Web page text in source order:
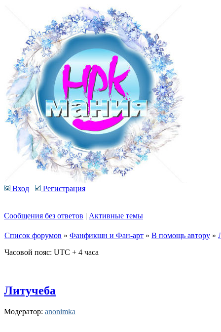
Вход Регистрация
Сообщения без ответов | Активные темы
Список форумов » Фанфикшн и Фан-арт » В помощь автору »
Часовой пояс: UTC + 4 часа
Литучеба
Модератор: anonimka